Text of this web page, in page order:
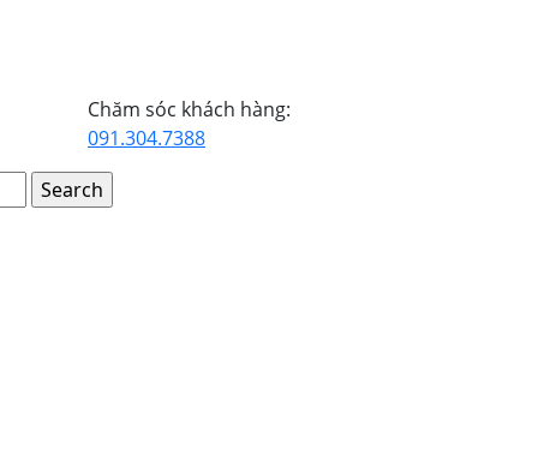
Chăm sóc khách hàng:
091.304.7388